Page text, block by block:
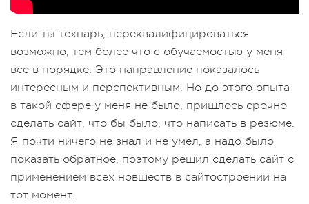
Если ты технарь, переквалифицироваться
возможно, тем более что с обучаемостью у меня
все в порядке. Это направление показалось
интересным и перспективным. Но до этого опыта
в такой сфере у меня не было, пришлось срочно
сделать сайт, что бы было, что написать в резюме.
Я почти ничего не знал и не умел, а надо было
показать обратное, поэтому решил сделать сайт с
применением всех новшеств в сайтостроении на
тот момент.